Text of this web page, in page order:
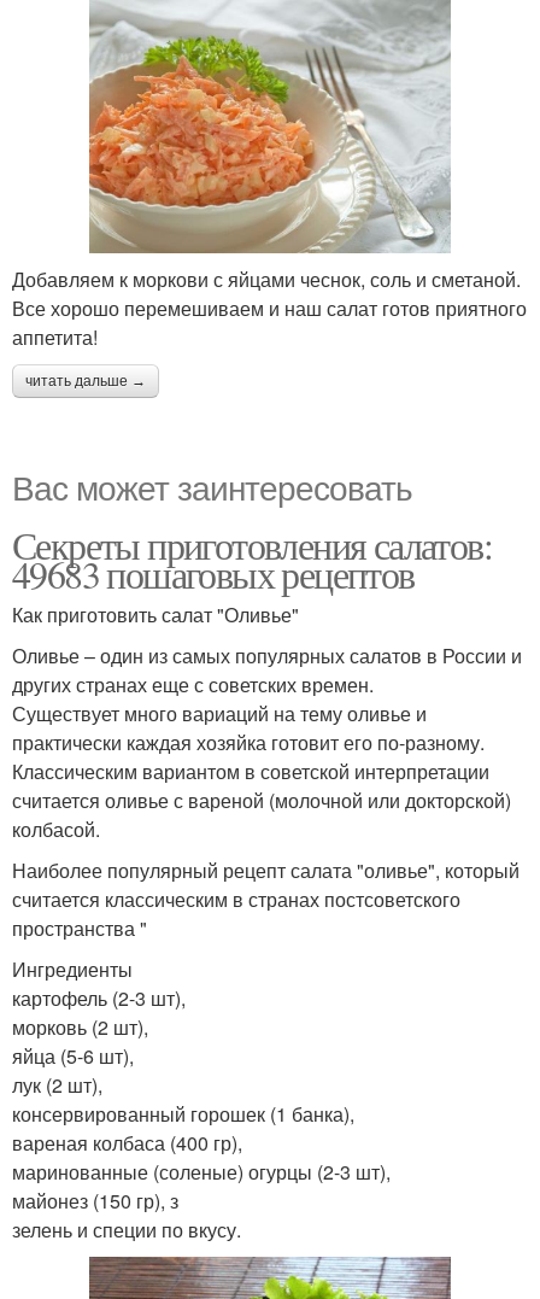
Добавляем к моркови с яйцами чеснок, соль и сметаной.
Все хорошо перемешиваем и наш салат готов приятного
аппетита!
читать дальше →
Вас может заинтересовать
Секреты приготовления салатов:
49683 пошаговых рецептов
Как приготовить салат "Оливье"
Оливье – один из самых популярных салатов в России и
других странах еще с советских времен.
Существует много вариаций на тему оливье и
практически каждая хозяйка готовит его по-разному.
Классическим вариантом в советской интерпретации
считается оливье с вареной (молочной или докторской)
колбасой.
Наиболее популярный рецепт салата "оливье", который
считается классическим в странах постсоветского
пространства "
Ингредиенты
картофель (2-3 шт),
морковь (2 шт),
яйца (5-6 шт),
лук (2 шт),
консервированный горошек (1 банка),
вареная колбаса (400 гр),
маринованные (соленые) огурцы (2-3 шт),
майонез (150 гр), з
зелень и специи по вкусу.